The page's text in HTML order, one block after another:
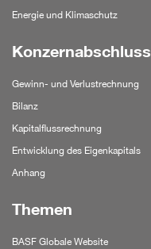
Energie und Klimaschutz
Konzernabschluss
Gewinn- und Verlustrechnung
Bilanz
Kapitalflussrechnung
Entwicklung des Eigenkapitals
Anhang
Themen
BASF Globale Website